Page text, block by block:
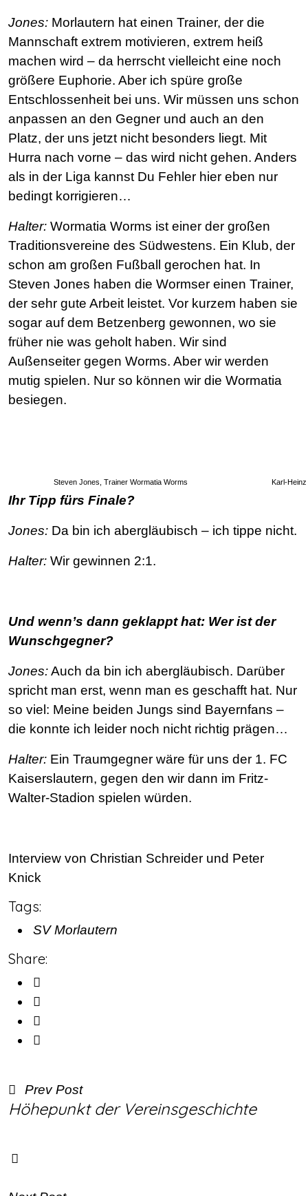
Jones: Morlautern hat einen Trainer, der die
Mannschaft extrem motivieren, extrem heiß
machen wird – da herrscht vielleicht eine noch
größere Euphorie. Aber ich spüre große
Entschlossenheit bei uns. Wir müssen uns schon
anpassen an den Gegner und auch an den
Platz, der uns jetzt nicht besonders liegt. Mit
Hurra nach vorne – das wird nicht gehen. Anders
als in der Liga kannst Du Fehler hier eben nur
bedingt korrigieren…
Halter: Wormatia Worms ist einer der großen
Traditionsvereine des Südwestens. Ein Klub, der
schon am großen Fußball gerochen hat. In
Steven Jones haben die Wormser einen Trainer,
der sehr gute Arbeit leistet. Vor kurzem haben sie
sogar auf dem Betzenberg gewonnen, wo sie
früher nie was geholt haben. Wir sind
Außenseiter gegen Worms. Aber wir werden
mutig spielen. Nur so können wir die Wormatia
besiegen.
Steven Jones, Trainer Wormatia Worms Karl-
Ihr Tipp fürs Finale?
Jones: Da bin ich abergläubisch – ich tippe nicht.
Halter: Wir gewinnen 2:1.
Und wenn’s dann geklappt hat: Wer ist der
Wunschgegner?
Jones:Auch da bin ich abergläubisch. Darüber
spricht man erst, wenn man es geschafft hat. Nur
so viel: Meine beiden Jungs sind Bayernfans –
die konnte ich leider noch nicht richtig prägen…
Halter: Ein Traumgegner wäre für uns der 1. FC
Kaiserslautern, gegen den wir dann im Fritz-
Walter-Stadion spielen würden.
Interview von Christian Schreider und Peter
Knick
Tags:
SV Morlautern
Share:
Prev Post
Höhepunkt der Vereinsgeschichte